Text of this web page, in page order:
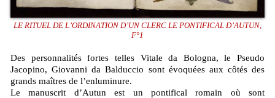
LE RITUEL DE L’ORDINATION D’UN CLERC LE PONTIFICAL D’AUTUN,
F°1
Des personnalités fortes telles Vitale da Bologna, le Pseudo
Jacopino, Giovanni da Balduccio sont évoquées aux côtés des
grands maîtres de l’enluminure.
Le manuscrit d’Autun est un pontifical romain où sont